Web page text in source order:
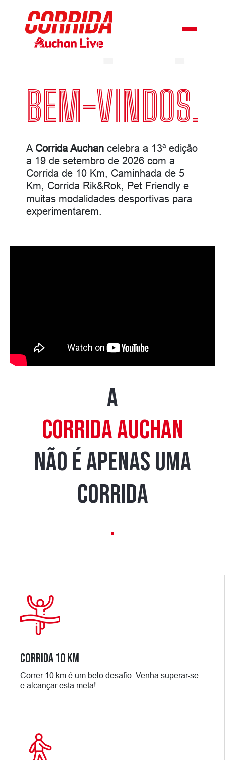
SETEMBRO 2026
INSCRIÇÕES ABERTAS
BEM-VINDOS.
ACorrida Auchan celebra a 13ª edição
a 19 de setembro de 2026 com a
Corrida de 10 Km, Caminhada de 5
Km, Corrida Rik&Rok, Pet Friendly e
muitas modalidades desportivas para
experimentarem.
A
CORRIDA AUCHAN
NÃO É APENAS UMA
CORRIDA
.
CORRIDA 10 KM
Correr 10 km é um belo desafio. Venha superar-se
e alcançar esta meta!